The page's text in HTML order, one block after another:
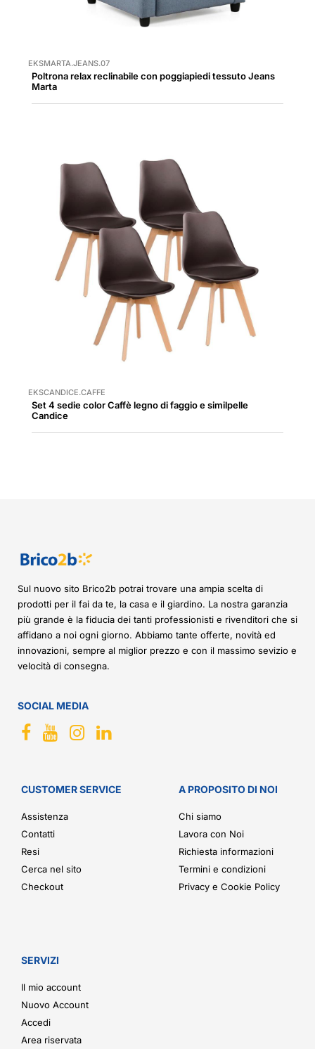
EKSMARTA.JEANS.07
Poltrona relax reclinabile con poggiapiedi tessuto Jeans
Marta
EKSCANDICE.CAFFE
Set 4 sedie color Caffè legno di faggio e similpelle
Candice
Sul nuovo sito Brico2b potrai trovare una ampia scelta di
prodotti per il fai da te, la casa e il giardino. La nostra garanzia
più grande è la fiducia dei tanti professionisti e rivenditori che si
affidano a noi ogni giorno. Abbiamo tante offerte, novità ed
innovazioni, sempre al miglior prezzo e con il massimo sevizio e
velocità di consegna.
SOCIAL MEDIA
CUSTOMER SERVICE
Assistenza
Contatti
Resi
Cerca nel sito
Checkout
A PROPOSITO DI NOI
Chi siamo
Lavora con Noi
Richiesta informazioni
Termini e condizioni
Privacy e Cookie Policy
SERVIZI
Il mio account
Nuovo Account
Accedi
Area riservata